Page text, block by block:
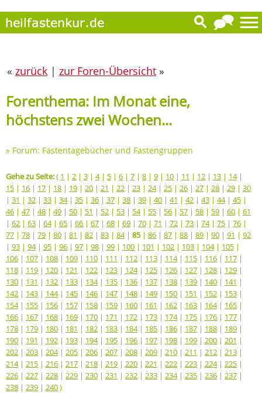
« zurück | zur Foren-Übersicht »
Forenthema: Im Monat eine,
höchstens zwei Wochen...
» Forum: Fastentagebücher und Fastengruppen
Gehe zu Seite:( 1 | 2 | 3 | 4| 5 | 6 | 7 | 8 | 9 | 10 | 11 | 12 | 13 | 14|
15 | 16 | 17 | 18 | 19 | 20 | 21 | 22 | 23 | 24| 25 | 26 | 27 | 28 | 29 | 30
| 31 | 32 | 33 | 34| 35 | 36 | 37 | 38 | 39 | 40 | 41 | 42 | 43 | 44| 45 |
46 | 47 | 48 | 49 | 50 | 51 | 52 | 53 | 54| 55 | 56 | 57 | 58 | 59 | 60 | 61
| 62 | 63 | 64| 65 | 66 | 67 | 68 | 69 | 70 | 71 | 72 | 73 | 74| 75 | 76 |
77 | 78 | 79 | 80 | 81 | 82 | 83 | 84| 85| 86 | 87 | 88 | 89 | 90 | 91 | 92
| 93 | 94| 95 | 96 | 97 | 98 | 99 | 100 | 101 | 102 | 103 | 104| 105 |
106 | 107 | 108 | 109 | 110 | 111 | 112 | 113 | 114| 115 | 116 | 117 |
118 | 119 | 120 | 121 | 122 | 123 | 124| 125 | 126 | 127 | 128 | 129 |
130 | 131 | 132 | 133 | 134| 135 | 136 | 137 | 138 | 139 | 140 | 141 |
142 | 143 | 144| 145 | 146 | 147 | 148 | 149 | 150 | 151 | 152 | 153 |
154| 155 | 156 | 157 | 158 | 159 | 160 | 161 | 162 | 163 | 164| 165 |
166 | 167 | 168 | 169 | 170 | 171 | 172 | 173 | 174| 175 | 176 | 177 |
178 | 179 | 180 | 181 | 182 | 183 | 184| 185 | 186 | 187 | 188 | 189 |
190 | 191 | 192 | 193 | 194| 195 | 196 | 197 | 198 | 199 | 200 | 201 |
202 | 203 | 204| 205 | 206 | 207 | 208 | 209 | 210 | 211 | 212 | 213 |
214| 215 | 216 | 217 | 218 | 219 | 220 | 221 | 222 | 223 | 224| 225 |
226 | 227 | 228 | 229 | 230 | 231 | 232 | 233 | 234| 235 | 236 | 237 |
238 | 239 | 240)